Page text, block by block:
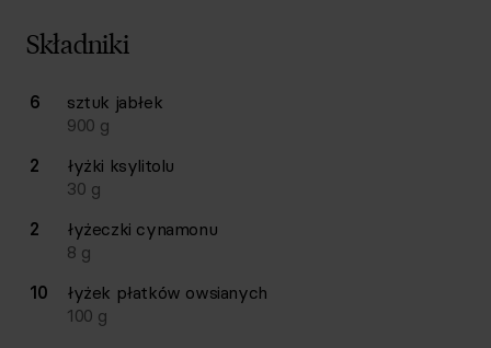
Składniki
Lista składników przepisu z ilościami i wagami
IlośćSkładnik
6 sztuk jabłek
900 g
2
łyżki ksylitolu
30 g
2
łyżeczki cynamonu
8 g
10
łyżek płatków owsianych
100 g